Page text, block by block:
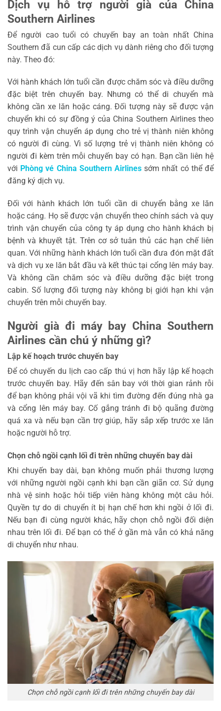
Dịch vụ hỗ trợ người già của China
Southern Airlines
Để người cao tuổi có chuyến bay an toàn nhất China
Southern đã cun cấp các dịch vụ dành riêng cho đối tượng
này. Theo đó:
Với hành khách lớn tuổi cần được chăm sóc và điều dưỡng
đặc biệt trên chuyến bay. Nhưng có thể di chuyển mà
không cần xe lăn hoặc cáng. Đối tượng này sẽ được vận
chuyển khi có sự đồng ý của China Southern Airlines theo
quy trình vận chuyển áp dụng cho trẻ vị thành niên không
có người đi cùng. Vì số lượng trẻ vị thành niên không có
người đi kèm trên mỗi chuyến bay có hạn. Bạn cần liên hệ
với Phòng vé China Southern Airlines sớm nhất có thể để
đăng ký dịch vụ.
Đối với hành khách lớn tuổi cần di chuyển bằng xe lăn
hoặc cáng. Họ sẽ được vận chuyển theo chính sách và quy
trình vận chuyển của công ty áp dụng cho hành khách bị
bệnh và khuyết tật. Trên cơ sở tuân thủ các hạn chế liên
quan. Với những hành khách lớn tuổi cần đưa đón mặt đất
và dịch vụ xe lăn bắt đầu và kết thúc tại cổng lên máy bay.
Và không cần chăm sóc và điều dưỡng đặc biệt trong
cabin. Số lượng đối tượng này không bị giới hạn khi vận
chuyển trên mỗi chuyến bay.
Người già đi máy bay China Southern
Airlines cần chú ý những gì?
Lập kế hoạch trước chuyến bay
Để có chuyến du lịch cao cấp thú vị hơn hãy lập kế hoạch
trước chuyến bay. Hãy đến sân bay với thời gian rảnh rỗi
để bạn không phải vội vã khi tìm đường đến đúng nhà ga
và cổng lên máy bay. Cố gắng tránh đi bộ quãng đường
quá xa và nếu bạn cần trợ giúp, hãy sắp xếp trước xe lăn
hoặc người hỗ trợ.
Chọn chỗ ngồi cạnh lối đi trên những chuyến bay dài
Khi chuyến bay dài, bạn không muốn phải thương lượng
với những người ngồi cạnh khi bạn cần giãn cơ. Sử dụng
nhà vệ sinh hoặc hỏi tiếp viên hàng không một câu hỏi.
Quyền tự do di chuyển ít bị hạn chế hơn khi ngồi ở lối đi.
Nếu bạn đi cùng người khác, hãy chọn chỗ ngồi đối diện
nhau trên lối đi. Để bạn có thể ở gần mà vẫn có khả năng
di chuyển như nhau.
Chọn chỗ ngồi cạnh lối đi trên những chuyến bay dài